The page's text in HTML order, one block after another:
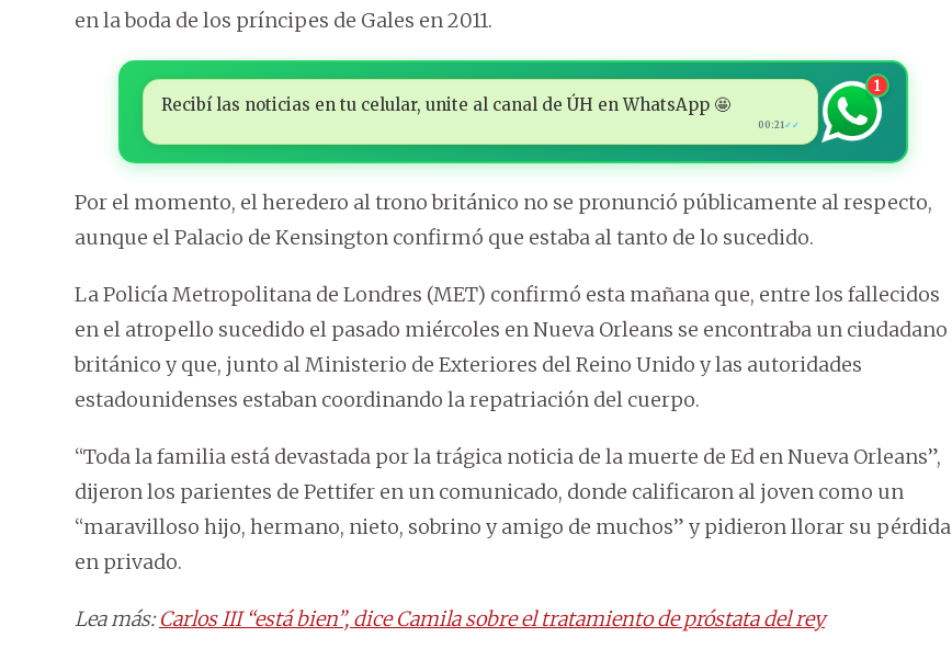
en la boda de los príncipes de Gales en 2011.
Recibí las noticias en tu celular, unite al canal de ÚH en WhatsApp 🤩
00:21✓✓
1
Por el momento, el heredero al trono británico no se pronunció públicamente al respecto,
aunque el Palacio de Kensington confirmó que estaba al tanto de lo sucedido.
La Policía Metropolitana de Londres (MET) confirmó esta mañana que, entre los fallecidos
en el atropello sucedido el pasado miércoles en Nueva Orleans se encontraba un ciudadano
británico y que, junto al Ministerio de Exteriores del Reino Unido y las autoridades
estadounidenses estaban coordinando la repatriación del cuerpo.
“Toda la familia está devastada por la trágica noticia de la muerte de Ed en Nueva Orleans”,
dijeron los parientes de Pettifer en un comunicado, donde calificaron al joven como un
“maravilloso hijo, hermano, nieto, sobrino y amigo de muchos” y pidieron llorar su pérdida
en privado.
Lea más:Carlos III “está bien”, dice Camila sobre el tratamiento de próstata del rey